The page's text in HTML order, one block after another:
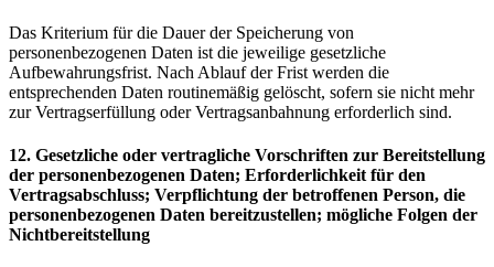
Das Kriterium für die Dauer der Speicherung von
personenbezogenen Daten ist die jeweilige gesetzliche
Aufbewahrungsfrist. Nach Ablauf der Frist werden die
entsprechenden Daten routinemäßig gelöscht, sofern sie nicht mehr
zur Vertragserfüllung oder Vertragsanbahnung erforderlich sind.
12. Gesetzliche oder vertragliche Vorschriften zur Bereitstellung
der personenbezogenen Daten; Erforderlichkeit für den
Vertragsabschluss; Verpflichtung der betroffenen Person, die
personenbezogenen Daten bereitzustellen; mögliche Folgen der
Nichtbereitstellung